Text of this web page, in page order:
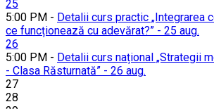
25
5:00 PM - Detalii curs practic „Integrarea
ce funcționează cu adevărat?” - 25 aug.
26
5:00 PM - Detalii curs național „Strategii
- Clasa Răsturnată” - 26 aug.
27
28